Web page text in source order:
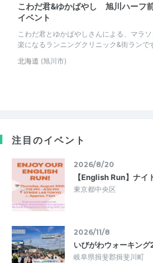
こわだ君&ゆかばやし 旭川ハーフ
イベント
こわだ君とゆかばやしさんによる、マラ
楽になるランニングクリニック&街ランで
北海道 (旭川市)
注目のイベント
2026/8/20
【English Run】ナイ
東京都中央区
2026/11/8
いびがわウォーキン
岐阜県揖斐郡揖斐川町